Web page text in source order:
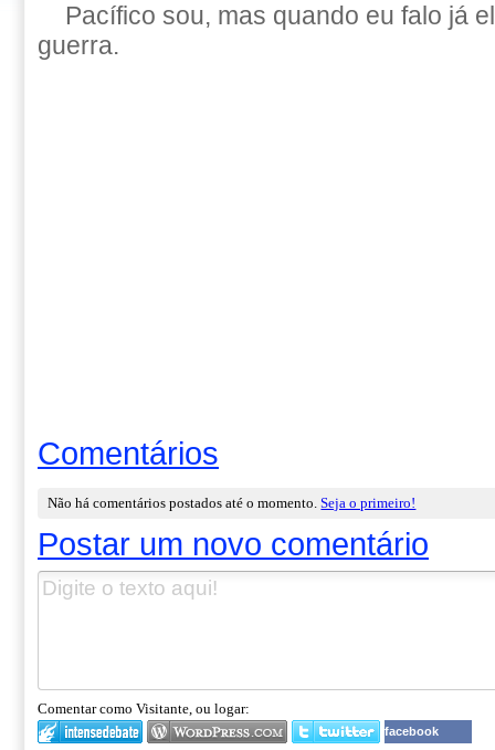
Pacífico sou, mas quando eu falo já
guerra.
Comentários
Não há comentários postados até o momento.Seja o primeiro!
Postar um novo comentário
Comentar como Visitante, ou logar:
facebook